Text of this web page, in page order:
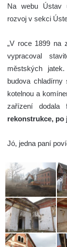
Na webu Ústav
rozvoj v sekci
„V roce 1899 na
vypracoval
městských
budova chladírny
kotelnou a
zařízení dodala
rekonstrukce, po
Jó, jedna paní